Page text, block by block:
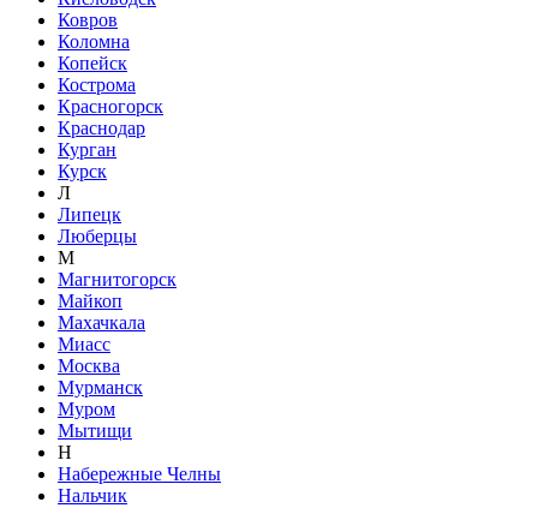
Ковров
Коломна
Копейск
Кострома
Красногорск
Краснодар
Курган
Курск
Л
Липецк
Люберцы
М
Магнитогорск
Майкоп
Махачкала
Миасс
Москва
Мурманск
Муром
Мытищи
Н
Набережные Челны
Нальчик